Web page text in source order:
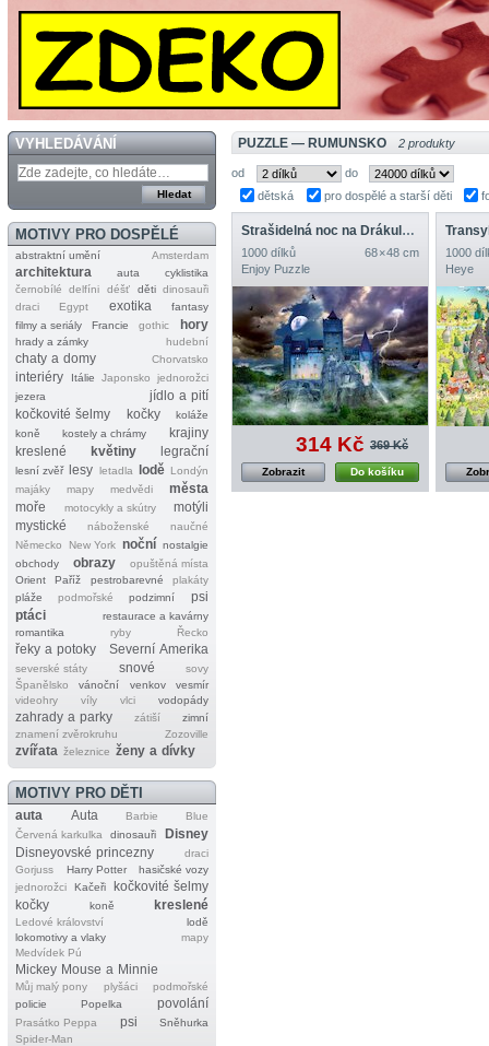
VYHLEDÁVÁNÍ
MOTIVY PRO DOSPĚLÉ
abstraktní umění Amsterdam
architektura auta
cyklistika
černobílé
delfíni déšť děti dinosauři
draci
Egypt exotika
fantasy
filmy a seriály
Francie gothic hory
hrady a zámky hudební
chaty a domy Chorvatsko
interiéry Itálie Japonsko
jednorožci
jezera
jídlo a pití
kočkovité šelmy
kočky
koláže
koně
kostely a chrámy
krajiny
kreslené
květiny legrační
lesní zvěř lesy letadla lodě Londýn
majáky
mapy medvědi
města
moře
motocykly a skútry
motýli
mystické
náboženské
naučné
Německo
New York noční nostalgie
obchody
obrazy
opuštěná místa
Orient
Paříž pestrobarevné
plakáty
pláže
podmořské podzimní
psi
ptáci
restaurace a kavárny
romantika
ryby Řecko
řeky a potoky Severní Amerika
severské státy snové
sovy
Španělsko
vánoční venkov
vesmír
videohry
víly vlci vodopády
zahrady a parky zátiší
zimní
znamení zvěrokruhu
Zozoville
zvířata železnice ženy a dívky
MOTIVY PRO DĚTI
auta Auta Barbie
Blue
Červená karkulka
dinosauři
Disney
Disneyovské princezny
draci
Gorjuss
Harry Potter
hasičské vozy
jednorožci
Kačeři
kočkovité šelmy
kočky
koně kreslené
Ledové království
lodě
lokomotivy a vlaky
mapy
Medvídek Pú
Mickey Mouse a Minnie
Můj malý pony plyšáci
podmořské
policie
Popelka povolání
Prasátko Peppa psi
Sněhurka
Spider‐Man
PUZZLE — RUMUNSKO 2 produkty
od
do
dětská
pro dospělé a starší děti
Strašidelná noc na Drákulově hradě
1000 dílků
68 × 48 cm
Enjoy Puzzle
314 Kč 369 Kč
Do košíku
Zobrazit
1000
Heye